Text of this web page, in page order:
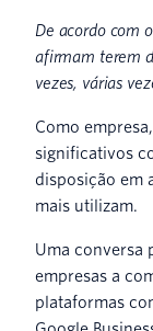
De acordo com
afirmam terem
vezes, várias
Como
significativos
disposição em
mais utilizam.
Uma conversa
empresas a
plataformas